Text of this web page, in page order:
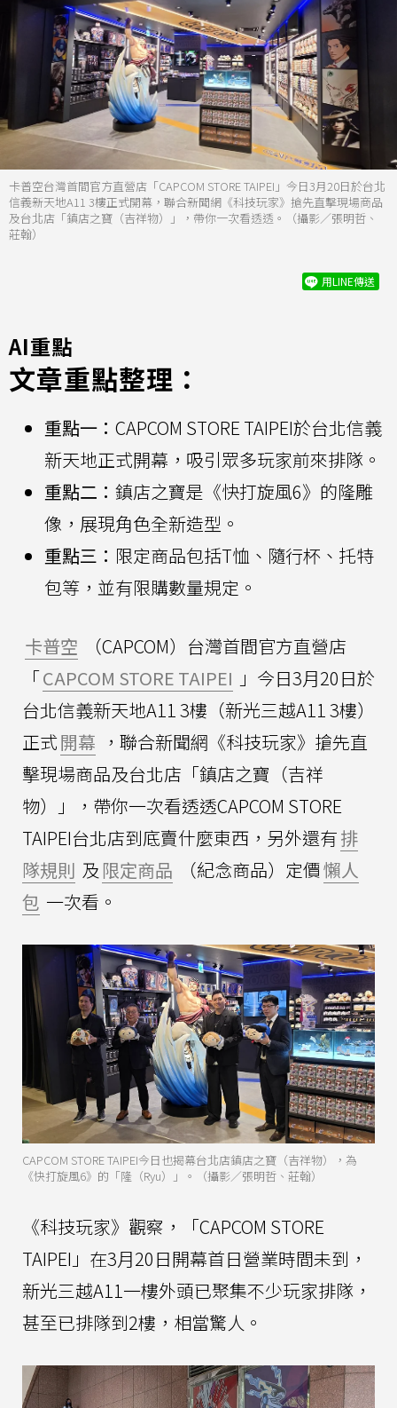
卡普空台灣首間官方直營店「CAPCOM STORE TAIPEI」今日3月20日於台北
信義新天地A11 3樓正式開幕，聯合新聞網《科技玩家》搶先直擊現場商品
及台北店「鎮店之寶（吉祥物）」，帶你一次看透透。（攝影／張明哲、
莊翰）
用LINE傳送
AI重點
文章重點整理：
重點一： CAPCOM STORE TAIPEI於台北信義
新天地正式開幕，吸引眾多玩家前來排隊。
重點二： 鎮店之寶是《快打旋風6》的隆雕
像，展現角色全新造型。
重點三： 限定商品包括T恤、隨行杯、托特
包等，並有限購數量規定。
卡普空
（CAPCOM）台灣首間官方直營店
「CAPCOM STORE TAIPEI 」今日3月20日於
台北信義新天地A11 3樓（新光三越A11 3樓）
正式開幕 ，聯合新聞網《科技玩家》搶先直
擊現場商品及台北店「鎮店之寶（吉祥
物）」，帶你一次看透透CAPCOM STORE
TAIPEI台北店到底賣什麼東西，另外還有排
隊規則 及 限定商品 （紀念商品）定價懶人
包 一次看。
CAPCOM STORE TAIPEI今日也揭幕台北店鎮店之寶（吉祥物），為
《快打旋風6》的「隆（Ryu）」。（攝影／張明哲、莊翰）
《科技玩家》觀察，「CAPCOM STORE
TAIPEI」在3月20日開幕首日營業時間未到，
新光三越A11一樓外頭已聚集不少玩家排隊，
甚至已排隊到2樓，相當驚人。